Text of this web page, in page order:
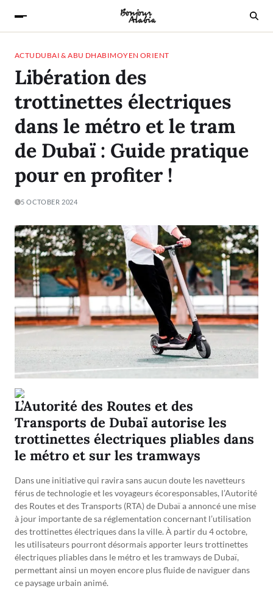
ACTU DUBAI & ABU DHABIMOYEN ORIENT
Libération des
trottinettes électriques
dans le métro et le tram
de Dubaï : Guide pratique
pour en profiter !
5 OCTOBER 2024
L’Autorité des Routes et des
Transports de Dubaï autorise les
trottinettes électriques pliables dans
le métro et sur les tramways
Dans une initiative qui ravira sans aucun doute les navetteurs
férus de technologie et les voyageurs écoresponsables, l’Autorité
des Routes et des Transports (RTA) de Dubaï a annoncé une mise
à jour importante de sa réglementation concernant l’utilisation
des trottinettes électriques dans la ville. À partir du 4 octobre,
les utilisateurs pourront désormais apporter leurs trottinettes
électriques pliables dans le métro et les tramways de Dubaï,
permettant ainsi un moyen encore plus fluide de naviguer dans
ce paysage urbain animé.